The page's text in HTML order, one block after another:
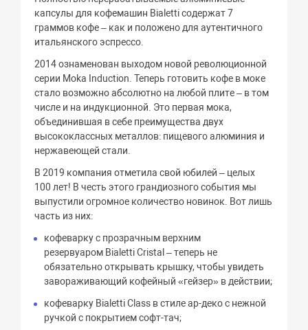
капсулы для кофемашин Bialetti содержат 7
граммов кофе – как и положено для аутентичного
итальянского эспрессо.
2014 ознаменован выходом новой революционной
серии Moka Induction. Теперь готовить кофе в моке
стало возможно абсолютно на любой плите – в том
числе и на индукционной. Это первая мока,
объединившая в себе преимущества двух
высококлассных металлов: пищевого алюминия и
нержавеющей стали.
В 2019 компания отметила свой юбилей – целых
100 лет! В честь этого грандиозного события мы
выпустили огромное количество новинок. Вот лишь
часть из них:
кофеварку с прозрачным верхним
резервуаром Bialetti Cristal – теперь не
обязательно открывать крышку, чтобы увидеть
завораживающий кофейный «гейзер» в действии;
кофеварку Bialetti Class в стиле ар-деко с нежной
ручкой с покрытием софт-тач;